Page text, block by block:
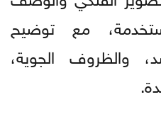
مع توضيح
والظروف الجوية،